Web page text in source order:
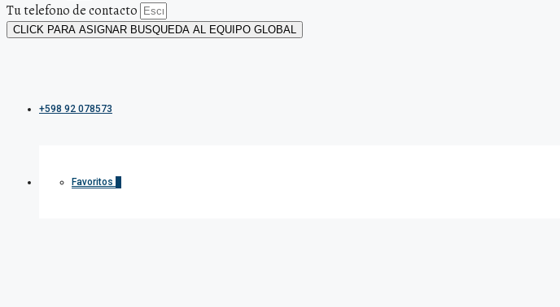
Maicol Sarquiz
+598 92 078573
Favoritos
Tu telefono de contacto
CLICK PARA ASIGNAR BUSQUEDA AL EQUIPO GLOBAL